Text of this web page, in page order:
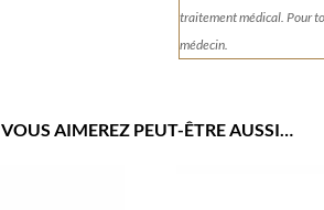
traitement médical. Pour
médecin.
VOUS AIMEREZ PEUT-ÊTRE AUSSI…